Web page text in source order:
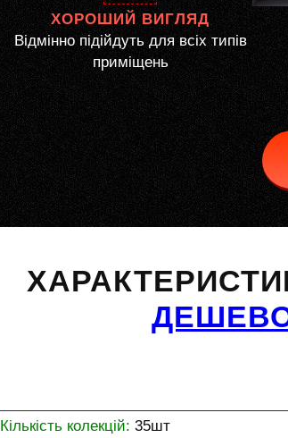
ХОРОШИЙ ВИГЛЯД
Відмінно підійдуть для всіх типів
приміщень
Кількість колекцій: 35шт